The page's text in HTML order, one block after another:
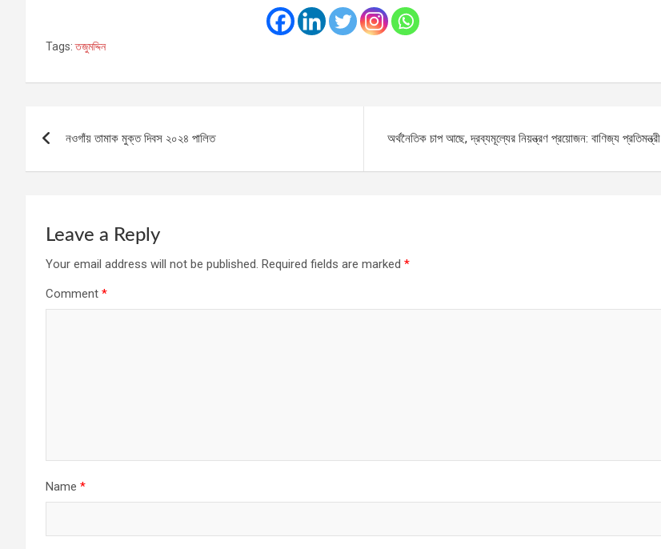
Tags: তজুমদ্দিন
নওগাঁয় তামাক মুক্ত দিবস ২০২৪ পালিত অর্থনৈতিক চাপ আছে, দ্রব্যমূল্যের নিয়ন্ত্রণ প্রয়োজন: বাণিজ্য প্রতিমন্ত্রী
Leave a Reply
Your email address will not be published. Required fields are marked *
Comment *
Name *